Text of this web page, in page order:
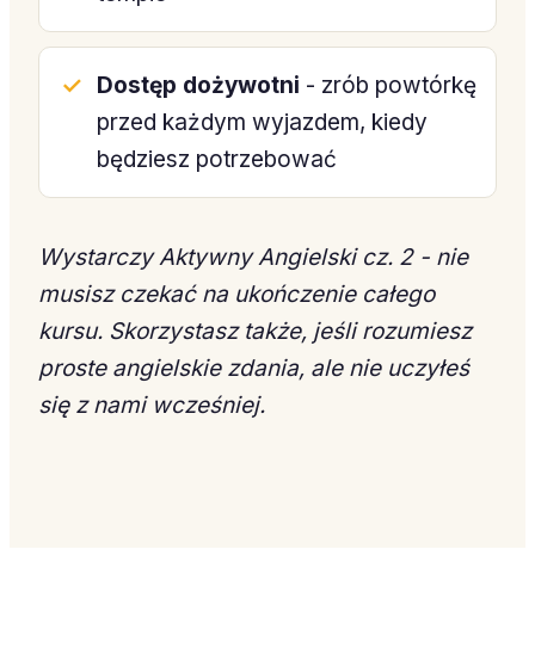
Dostęp dożywotni - zrób powtórkę
przed każdym wyjazdem, kiedy
będziesz potrzebować
Wystarczy Aktywny Angielski cz. 2 - nie
musisz czekać na ukończenie całego
kursu. Skorzystasz także, jeśli rozumiesz
proste angielskie zdania, ale nie uczyłeś
się z nami wcześniej.